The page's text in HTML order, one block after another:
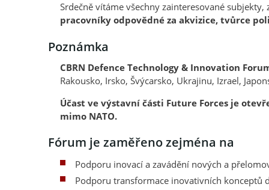
Srdečně vítáme všechny zainteresované subjekty,
pracovníky odpovědné za akvizice, tvůrce
Poznámka
CBRN Defence Technology & Innovation
Rakousko, Irsko, Švýcarsko, Ukrajinu, Izrael,
Účast ve výstavní části Future Forces je
mimo NATO.
Fórum je zaměřeno zejména na
Podporu inovací a zavádění nových a
Podporu transformace inovativních konceptů